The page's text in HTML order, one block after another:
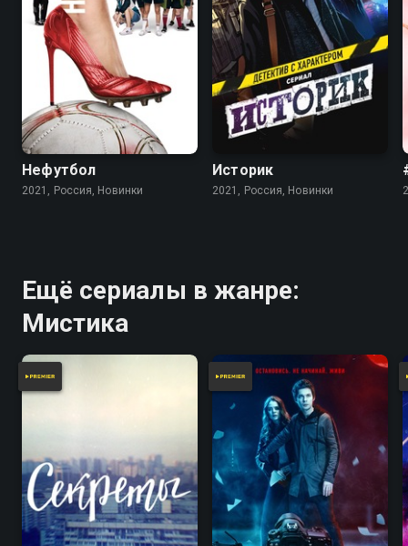
Нефутбол
2021, Россия, Новинки
Историк
2021, Россия, Новинки
Ещё сериалы в жанре:
Мистика